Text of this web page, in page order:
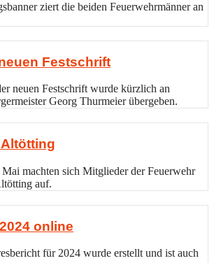
ziert die beiden Feuerwehrmänner an
Festschrift
neuen Festschrift wurde kürzlich an
Georg Thurmeier übergeben.
machten sich Mitglieder der Feuerwehr
auf.
online
für 2024 wurde erstellt und ist auch